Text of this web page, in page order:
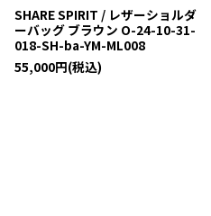
SHARE SPIRIT / レザーショルダ
ーバッグ ブラウン O-24-10-31-
018-SH-ba-YM-ML008
55,000円(税込)